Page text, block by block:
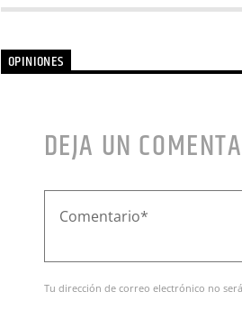
OPINIONES
DEJA UN
Tu dirección de correo electrónico no